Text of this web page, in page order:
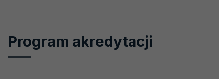
PCA
Program akredytacji